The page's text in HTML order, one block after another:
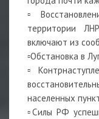
территории
включают из
▫️Обстановка в
населенных
▫️Силы РФ